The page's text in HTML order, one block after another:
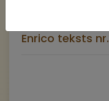
Enrico teksts